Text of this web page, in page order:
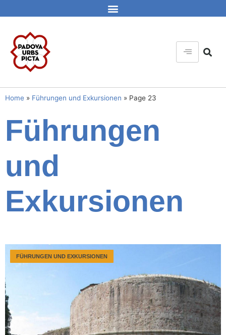
Home » Führungen und Exkursionen » Page 23
Führungen
und
Exkursionen
FÜHRUNGEN UND EXKURSIONEN